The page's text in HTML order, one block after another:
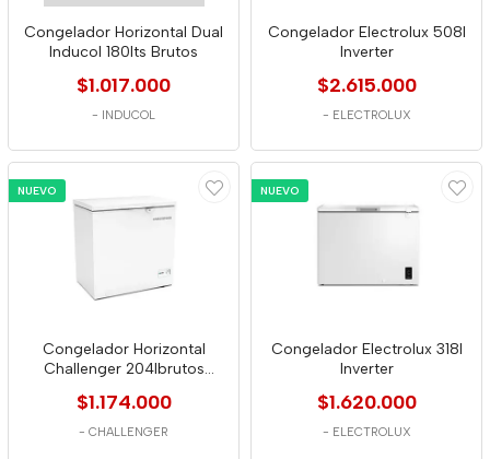
Congelador Horizontal Dual
Inducol 180lts Brutos
$1.017.000
- INDUCOL
Congelador Electrolux 508l
Inverter
$2.615.000
- ELECTROLUX
NUEVO
Congelador Horizontal
Challenger 204lbrutos
$1.174.000
- CHALLENGER
NUEVO
Congelador Electrolux 318l
Inverter
$1.620.000
- ELECTROLUX